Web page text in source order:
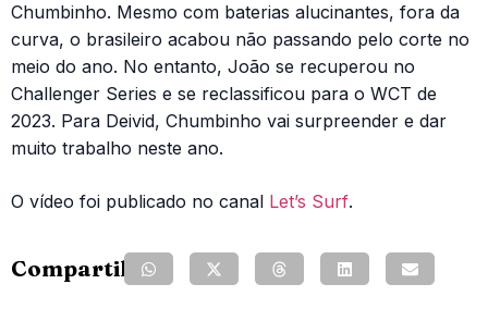
Chumbinho. Mesmo com baterias alucinantes, fora da
curva, o brasileiro acabou não passando pelo corte no
meio do ano. No entanto, João se recuperou no
Challenger Series e se reclassificou para o WCT de
2023. Para Deivid, Chumbinho vai surpreender e dar
muito trabalho neste ano.
O vídeo foi publicado no canal Let’s Surf.
Compartilhe: